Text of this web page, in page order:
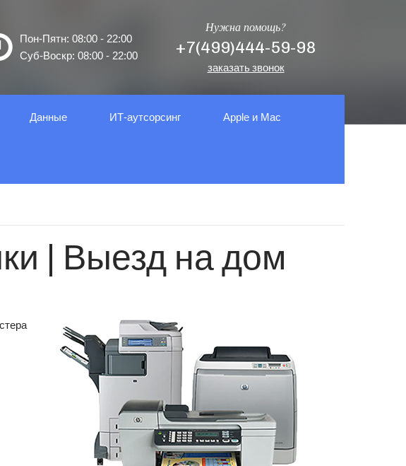
Пон-Пятн: 08:00 - 22:00
Суб-Воскр: 08:00 - 22:00
Нужна помощь?
+7(499)444-59-98
заказать звонок
Данные ИТ-аутсорсинг Apple и Mac
| Выезд на дом